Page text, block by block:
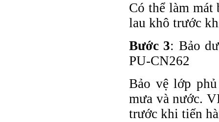
Có thể làm mát
lau khô trước
Bước 3: Bảo
PU-CN262
Bảo vệ lớp
mưa và nước.
trước khi tiến